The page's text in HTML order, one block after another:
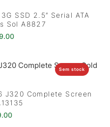
SSD 2.5″ Serial ATA
Sol A8827
Sem stock
J320 Complete Screen